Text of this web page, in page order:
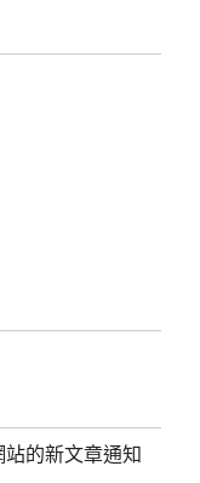
的新文章通知